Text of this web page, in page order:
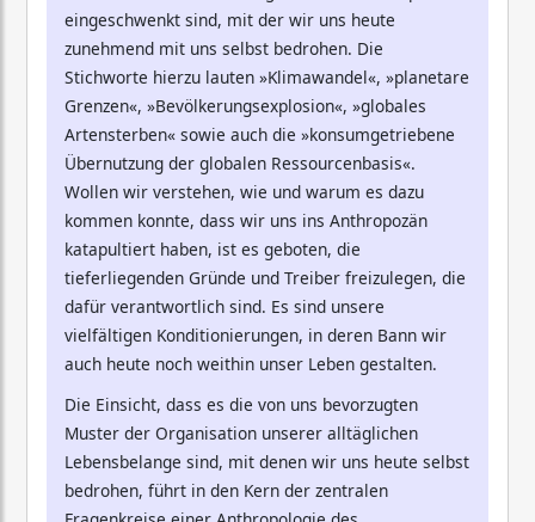
eingeschwenkt sind, mit der wir uns heute
zunehmend mit uns selbst bedrohen. Die
Stichworte hierzu lauten »Klimawandel«, »planetare
Grenzen«, »Bevölkerungsexplosion«, »globales
Artensterben« sowie auch die »konsumgetriebene
Übernutzung der globalen Ressourcenbasis«.
Wollen wir verstehen, wie und warum es dazu
kommen konnte, dass wir uns ins Anthropozän
katapultiert haben, ist es geboten, die
tieferliegenden Gründe und Treiber freizulegen, die
dafür verantwortlich sind. Es sind unsere
vielfältigen Konditionierungen, in deren Bann wir
auch heute noch weithin unser Leben gestalten.
Die Einsicht, dass es die von uns bevorzugten
Muster der Organisation unserer alltäglichen
Lebensbelange sind, mit denen wir uns heute selbst
bedrohen, führt in den Kern der zentralen